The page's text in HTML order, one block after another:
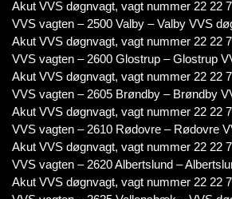
Akut VVS døgnvagt, vagt nummer 22 22
VVS vagten – 2500 Valby – Valby VVS
Akut VVS døgnvagt, vagt nummer 22 22
VVS vagten – 2600 Glostrup – Glostrup
Akut VVS døgnvagt, vagt nummer 22 22
VVS vagten – 2605 Brøndby – Brøndby
Akut VVS døgnvagt, vagt nummer 22 22
VVS vagten – 2610 Rødovre – Rødovre
Akut VVS døgnvagt, vagt nummer 22 22
VVS vagten – 2620 Albertslund –
Akut VVS døgnvagt, vagt nummer 22 22